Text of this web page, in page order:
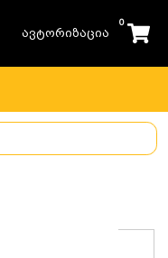
ავტორიზაცია
0